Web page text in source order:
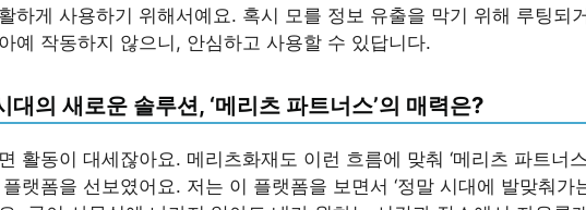
하게 사용하기 위해서예요. 혹시 모를 정보 유출을 막기 위해 루팅되
예 작동하지 않으니, 안심하고 사용할 수 있답니다.
대의 새로운 솔루션, ‘메리츠 파트너스’의 매력은?
활동이 대세잖아요. 메리츠화재도 이런 흐름에 맞춰 ‘메리츠 파트너
랫폼을 선보였어요. 저는 이 플랫폼을 보면서 ‘정말 시대에 발맞춰가